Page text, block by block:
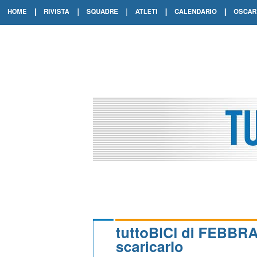
HOME | RIVISTA | SQUADRE | ATLETI | CALENDARIO | OSCAR
tuttoBICI di
scaricarlo